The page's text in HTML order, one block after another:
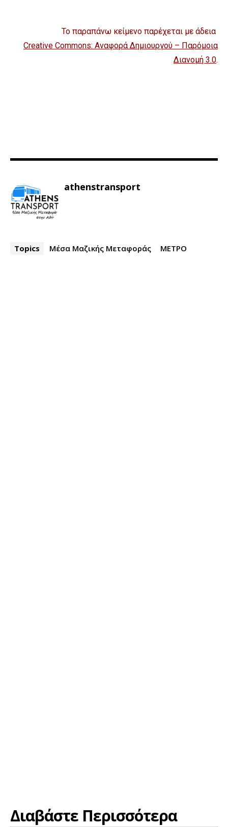
Το παραπάνω κείμενο παρέχεται με άδεια
Creative Commons: Αναφορά Δημιουργού – Παρόμοια
Διανομή 3.0.
athenstransport
Topics Μέσα Μαζικής Μεταφοράς ΜΕΤΡΟ
Διαβάστε Περισσότερα